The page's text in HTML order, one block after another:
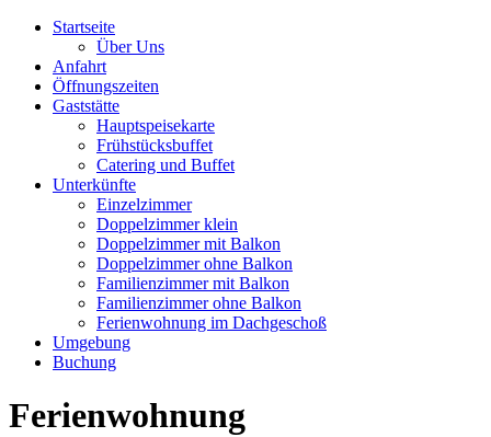
Startseite
Über Uns
Anfahrt
Öffnungszeiten
Gaststätte
Hauptspeisekarte
Frühstücksbuffet
Catering und Buffet
Unterkünfte
Einzelzimmer
Doppelzimmer klein
Doppelzimmer mit Balkon
Doppelzimmer ohne Balkon
Familienzimmer mit Balkon
Familienzimmer ohne Balkon
Ferienwohnung im Dachgeschoß
Umgebung
Buchung
Ferienwohnung